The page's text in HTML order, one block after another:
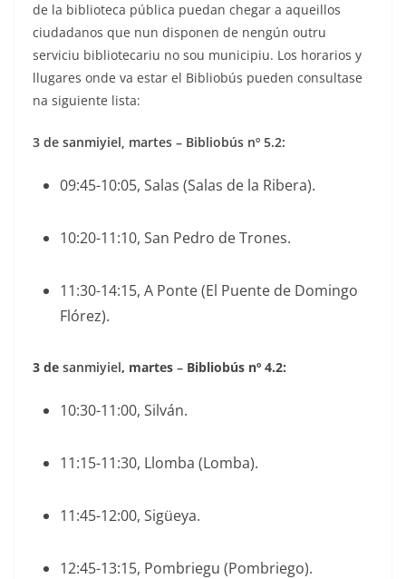
de la biblioteca pública puedan chegar a aqueillos
ciudadanos que nun disponen de nengún outru
serviciu bibliotecariu no sou municipiu. Los horarios y
llugares onde va estar el Bibliobús pueden consultase
na siguiente lista:
3 de sanmiyiel, martes – Bibliobús nº 5.2:
09:45-10:05, Salas (Salas de la Ribera).
10:20-11:10, San Pedro de Trones.
11:30-14:15, A Ponte (El Puente de Domingo
Flórez).
3 de sanmiyiel, martes – Bibliobús nº 4.2:
10:30-11:00, Silván.
11:15-11:30, Llomba (Lomba).
11:45-12:00, Sigüeya.
12:45-13:15, Pombriegu (Pombriego).